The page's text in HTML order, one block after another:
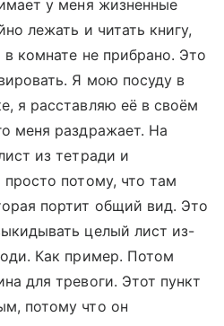
у меня жизненные
лежать и читать книгу,
комнате не прибрано. Это
Я мою посуду в
я расставляю её в своём
меня раздражает. На
из тетради и
просто потому, что там
портит общий вид. Это
целый лист из-
Как пример. Потом
для тревоги. Этот пункт
потому что он